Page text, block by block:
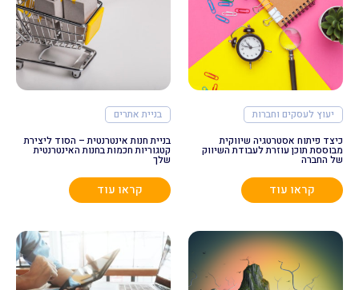
יעוץ לעסקים וחברות
כיצד פיתוח אסטרטגיה שיווקית
מבוססת תוכן עוזרת לעבודת השיווק
של החברה
קראו עוד
בניית אתרים
בניית חנות אינטרנטית – הסוד ליצירת
קטגוריות חכמות בחנות האינטרנטית
שלך
קראו עוד